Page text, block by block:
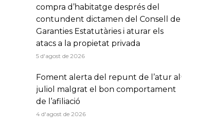
compra d’habitatge després del
contundent dictamen del Consell de
Garanties Estatutàries i aturar els
atacs a la propietat privada
5 d'agost de 2026
Foment alerta del repunt de l’atur al
juliol malgrat el bon comportament
de l’afiliació
4 d'agost de 2026